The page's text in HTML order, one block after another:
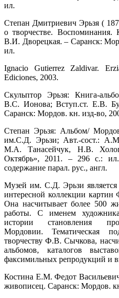
ил.
Степан Дмитриевич Эрьзя (
о творчестве. Воспоминания.
В.И. Дворецкая. – Саранск:
ил.
Ignacio Gutierrez Zaldivar.
Ediciones, 2003.
Скульптор Эрьзя: Книга-
В.С. Ионова; Вступ.ст. Е.В.
Саранск: Мордов. кн. изд-во,
Степан Эрьзя: Альбом/
им.С.Д. Эрьзи; Авт.-сост.:
М.А. Танасейчук, Н.В.
Октябрь», 2011. – 296 с.:
содержание парал. рус., англ.
Музей им. С.Д. Эрьзи
интересной коллекции картин
Она насчитывает более 500
работы. С именем
истории становления
Мордовии. Тематическая
творчеству Ф.В. Сычкова,
альбомов, каталогов
факсимильных репродукций и
Костина Е.М. Федот
живописец. Саранск: Мордов.